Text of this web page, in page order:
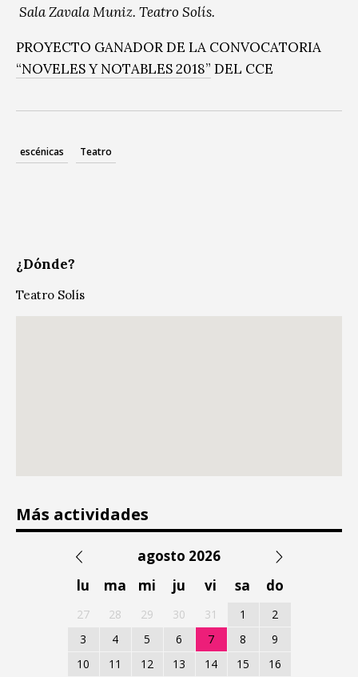
Sala Zavala Muniz. Teatro Solís.
PROYECTO GANADOR DE LA CONVOCATORIA
“NOVELES Y NOTABLES 2018” DEL CCE
escénicas Teatro
¿Dónde?
Teatro Solís
Más actividades
agosto 2026
lu
ma mi ju vi sa do
27 28 29 30 31 1
2
3
4 5 6 7 8
9
10
11 12 13 14 15
16